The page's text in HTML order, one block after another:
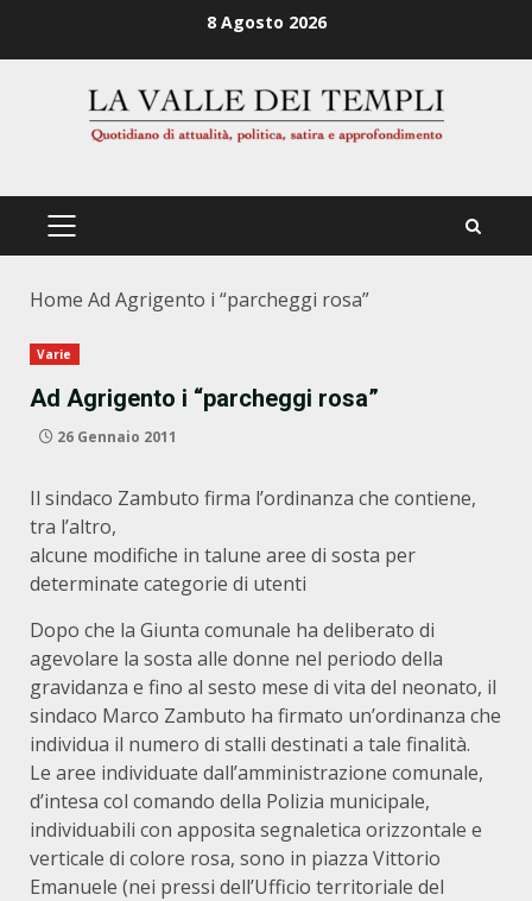
8 Agosto 2026
PRIMÄRES
Home Ad Agrigento i “parcheggi rosa”
Varie
Ad Agrigento i “parcheggi rosa”
26 Gennaio 2011
Il sindaco Zambuto firma l’ordinanza che contiene,
tra l’altro,
alcune modifiche in talune aree di sosta per
determinate categorie di utenti
Dopo che la Giunta comunale ha deliberato di
agevolare la sosta alle donne nel periodo della
gravidanza e fino al sesto mese di vita del neonato, il
sindaco Marco Zambuto ha firmato un’ordinanza che
individua il numero di stalli destinati a tale finalità.
Le aree individuate dall’amministrazione comunale,
d’intesa col comando della Polizia municipale,
individuabili con apposita segnaletica orizzontale e
verticale di colore rosa, sono in piazza Vittorio
Emanuele (nei pressi dell’Ufficio territoriale del